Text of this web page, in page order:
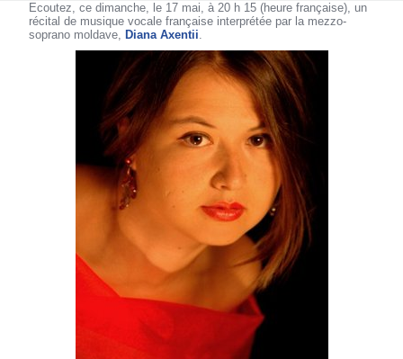
Ecoutez, ce dimanche, le 17 mai, à 20 h 15 (heure française), un
récital de musique vocale française interprétée par la mezzo-
soprano moldave, Diana Axentii.